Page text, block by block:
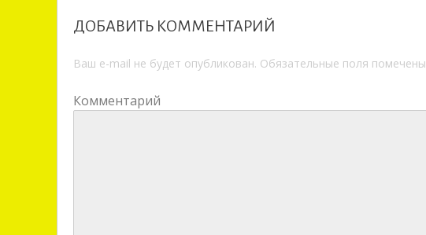
ДОБАВИТЬ КОММЕНТАРИЙ
Ваш e-mail не будет опубликован. Обязательные поля помечены
Комментарий